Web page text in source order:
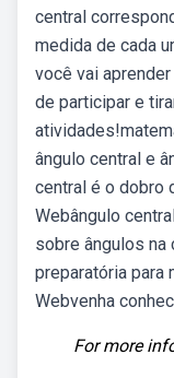
central
medida de cada
você vai
de participar e
ângulo central e
central é o dobro
Webângulo
sobre ângulos na
preparatória para
Webvenha
For more